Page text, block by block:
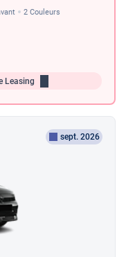
2 Couleurs
Leasing
sept. 2026